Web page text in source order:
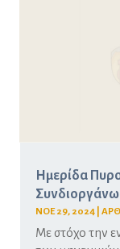
Ημερίδα
ΝΟΕ 29, 2024|
Με στόχο την